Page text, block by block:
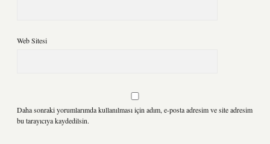
Web Sitesi
Daha sonraki yorumlarımda kullanılması için adım, e-posta adresim ve site adresim
bu tarayıcıya kaydedilsin.